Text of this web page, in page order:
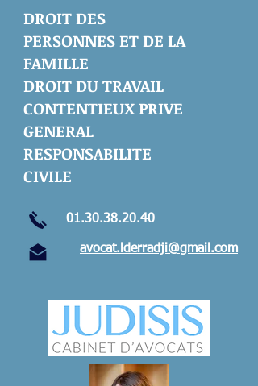
DROIT DES
PERSONNES ET DE LA
FAMILLE
DROIT DU TRAVAIL
CONTENTIEUX PRIVE
GENERAL
RESPONSABILITE
CIVILE
01.30.38.20.40
avocat.lderradji@gmail.com